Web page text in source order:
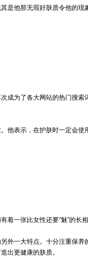
是他那无瑕好肤质令他的
成为了各大网站的热门搜
他表示，在护肤时一定会
着一张比女性还要“魅”的长
外一大特点。十分注重保
出更健康的肤质。